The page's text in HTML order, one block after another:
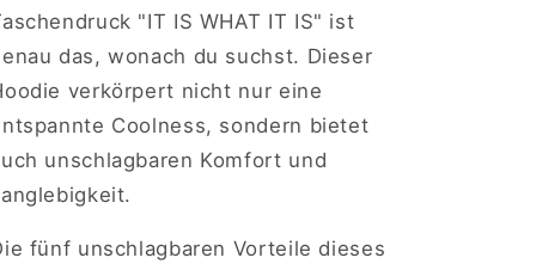
"IT IS WHAT IT IS" ist
das, wonach du suchst. Dieser
verkörpert nicht nur eine
Coolness, sondern bietet
unschlagbaren Komfort und
fünf unschlagbaren Vorteile dieses